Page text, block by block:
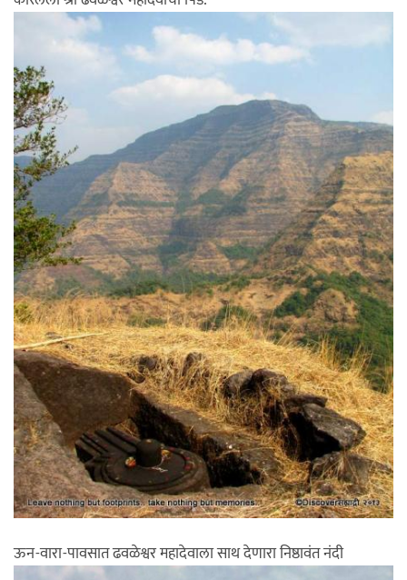
ऊन-वारा-पावसात ढवळेश्वर महादेवाला साथ देणारा निष्ठावंत नंदी